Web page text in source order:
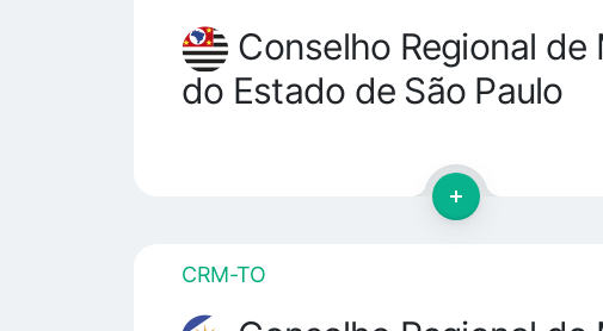
Conselho Regional de
do Estado de São Paulo
CRM-TO